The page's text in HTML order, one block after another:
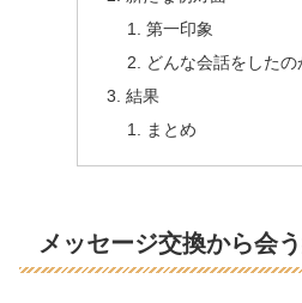
第一印象
どんな会話をしたの
結果
まとめ
メッセージ交換から会